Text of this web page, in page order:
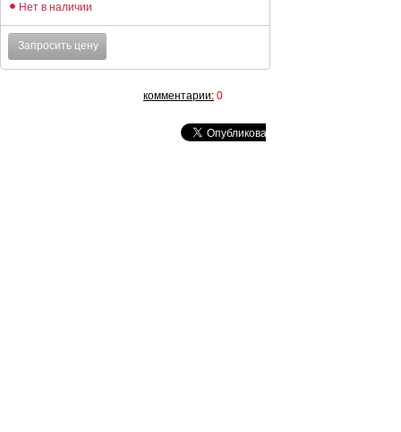
Нет в наличии
Запросить цену
комментарии: 0